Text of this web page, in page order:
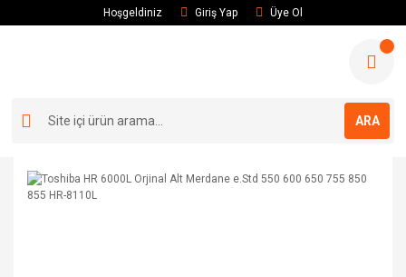
Hoşgeldiniz Giriş Yap Üye Ol
ARA